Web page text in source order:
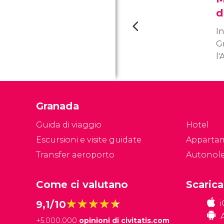
Granada
Guida di viaggio
Escursioni e visite guidate
Transfer aeroporto
Hotel
Come ci valutano
9,1/10★★★★★
★★★★★
+5.000.000 opinioni di civitatis.com